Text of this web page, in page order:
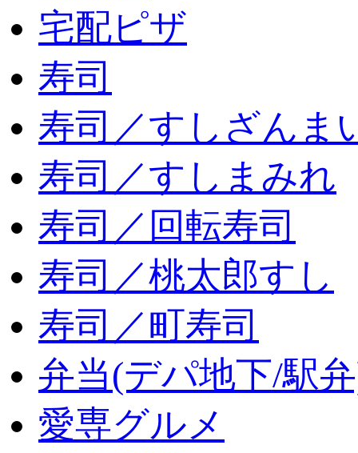
宅配ピザ
寿司
寿司／すしざんま
寿司／すしまみれ
寿司／回転寿司
寿司／桃太郎すし
寿司／町寿司
弁当(デパ地下/駅
愛専グルメ